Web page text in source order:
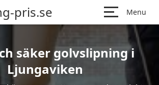
pris.se Menu
säker golvslipning i
Ljungaviken